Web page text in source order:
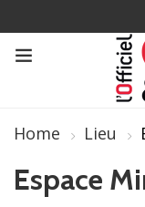
Home Lieu
Espace